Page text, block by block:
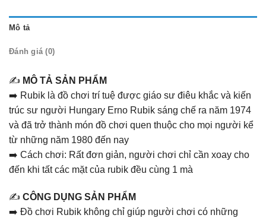
Mô tả
Đánh giá (0)
✍️ MÔ TẢ SẢN PHẨM
➡️ Rubik là đồ chơi trí tuệ được giáo sư điêu khắc và kiến
trúc sư người Hungary Erno Rubik sáng chế ra năm 1974
và đã trở thành món đồ chơi quen thuộc cho mọi người kể
từ những năm 1980 đến nay
➡️ Cách chơi: Rất đơn giản, người chơi chỉ cần xoay cho
đến khi tất các mặt của rubik đều cùng 1 mà
✍️ CÔNG DỤNG SẢN PHẨM
➡️ Đồ chơi Rubik không chỉ giúp người chơi có những